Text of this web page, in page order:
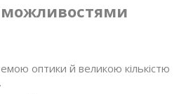
оптики й великою кількістю